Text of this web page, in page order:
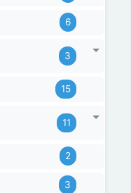
6
3
15
11
2
3